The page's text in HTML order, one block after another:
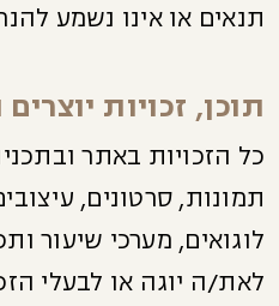
תנאים או אינו נשמע
תוכן, זכויות
כל הזכויות באתר
תמונות, סרטונים,
לוגואים, מערכי שיעור
לאת/ה יוגה או לבעלי